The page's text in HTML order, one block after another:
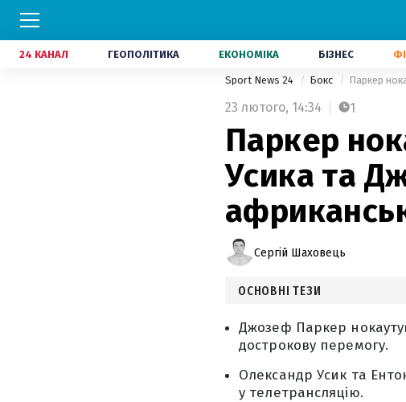
24 КАНАЛ ГЕОПОЛІТИКА ЕКОНОМІКА БІЗНЕС
Sport News 24 Бокс Паркер
23 лютого, 14:34 1
Паркер
Усика та
Сергій Шаховець
ОСНОВНІ ТЕЗИ
Джозеф Паркер
дострокову перемогу.
Олександр Усик та
у телетрансляцію.